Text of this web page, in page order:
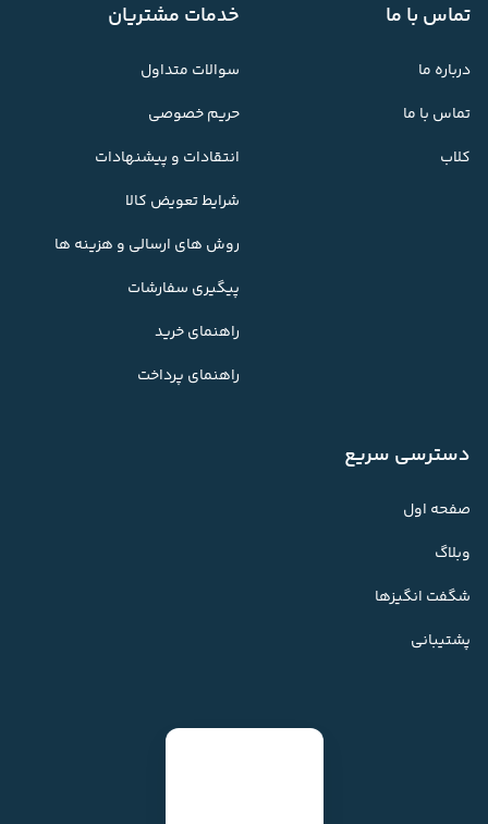
تماس با ما
درباره ما
تماس با ما
کلاب
خدمات مشتریان
سوالات متداول
حریم خصوصی
انتقادات و پیشنهادات
شرایط تعویض کالا
روش های ارسالی و هزینه ها
پیگیری سفارشات
راهنمای خرید
راهنمای پرداخت
دسترسی سریع
صفحه اول
وبلاگ
شگفت انگیزها
پشتیبانی